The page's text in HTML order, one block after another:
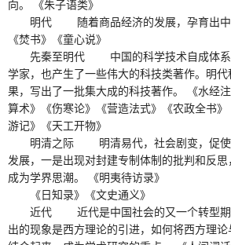
向。 《朱子语类》
明代 随着商品经济的发展，孕育出中国
《焚书》《童心说》
先秦至明代 中国的科学技术自成体系
学家，也产生了一些伟大的科技类著作。明
果，写出了一批集大成的科技著作。 《水经
算术》《伤寒论》《营造法式》《农政全书
游记》《天工开物》
明清之际 明清易代，社会剧变，促使
发展，一是出现对封建专制体制的批判和反思
成为学界思潮。 《明夷待访录》
《日知录》《文史通义》
近代 近代是中国社会的又一个转型期
出的现象是西方理论的引进，如何将西方理